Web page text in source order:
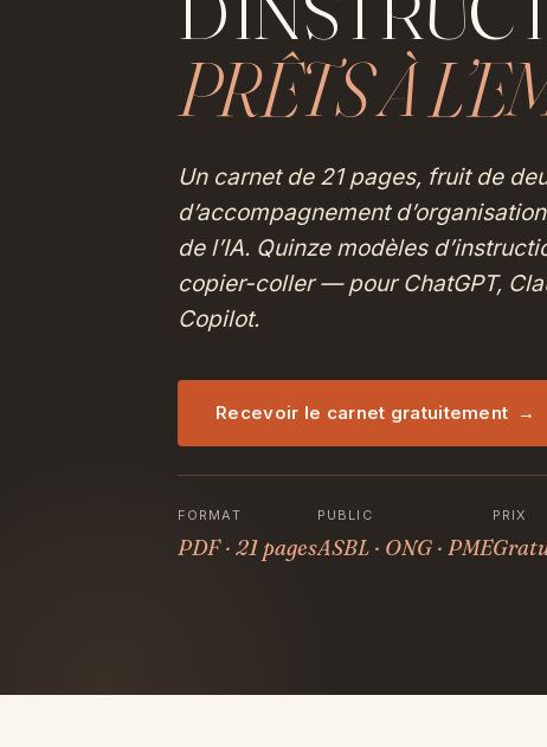
PRÊTS À
Un carnet de 21 pages, fruit de
d’accompagnement
de l’IA. Quinze modèles
copier-coller — pour ChatGPT,
Copilot.
Recevoir le carnet gratuitement →
FORMAT
PDF · 21 pages
PUBLIC
ASBL · ONG · PME
PRIX